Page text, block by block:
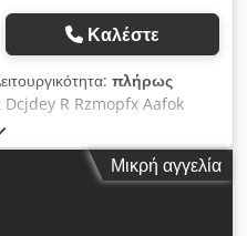
Καλέστε
πλήρως
Dcjdey R Rzmopfx Aafok
Μικρή αγγελία